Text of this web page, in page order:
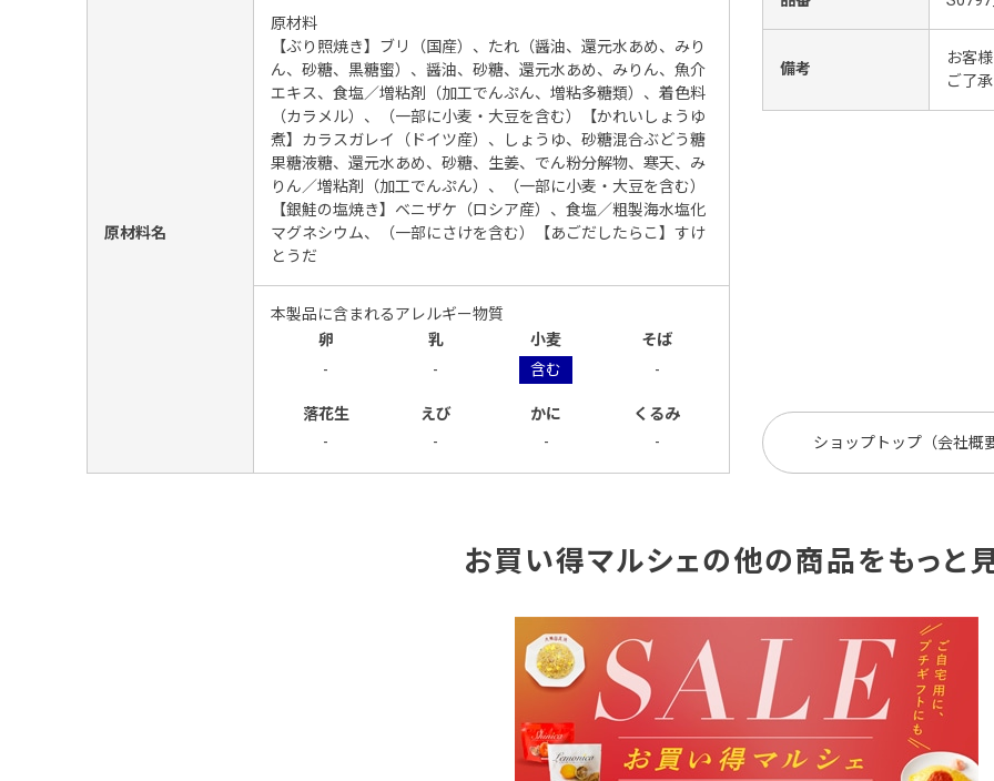
原材料名
原材料
【ぶり照焼き】ブリ（国産）、たれ（醤油、還元水あめ、みり
ん、砂糖、黒糖蜜）、醤油、砂糖、還元水あめ、みりん、魚介
エキス、食塩／増粘剤（加工でんぷん、増粘多糖類）、着色料
（カラメル）、（一部に小麦・大豆を含む）【かれいしょうゆ
煮】カラスガレイ（ドイツ産）、しょうゆ、砂糖混合ぶどう糖
果糖液糖、還元水あめ、砂糖、生姜、でん粉分解物、寒天、み
りん／増粘剤（加工でんぷん）、（一部に小麦・大豆を含む）
【銀鮭の塩焼き】ベニザケ（ロシア産）、食塩／粗製海水塩化
マグネシウム、（一部にさけを含む）【あごだしたらこ】すけ
とうだ
本製品に含まれるアレルギー物質
卵
乳 小麦
そば
-
- 含む -
落花生 えび かに
くるみ
-
- - -
備考
お客
ご了
ショップトップ（会社概
お買い得マルシェの他の商品をもっと